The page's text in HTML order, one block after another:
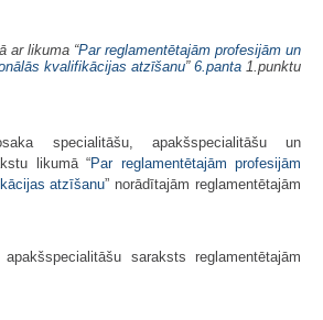
ar likuma “Par reglamentētajām profesijām un
kvalifikācijas atzīšanu” 6.panta 1.punktu
specialitāšu, apakšspecialitāšu un
likumā “Par reglamentētajām profesijām
atzīšanu” norādītajām reglamentētajām
saraksts reglamentētajām